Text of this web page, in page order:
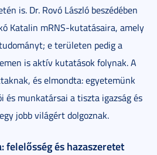
is. Dr. Rovó László beszédében
Katalin mRNS-kutatásaira, amely
e területen pedig a
is aktív kutatások folynak. A
és elmondta: egyetemünk
munkatársai a tiszta igazság és
jobb világért dolgoznak.
felelősség és hazaszeretet